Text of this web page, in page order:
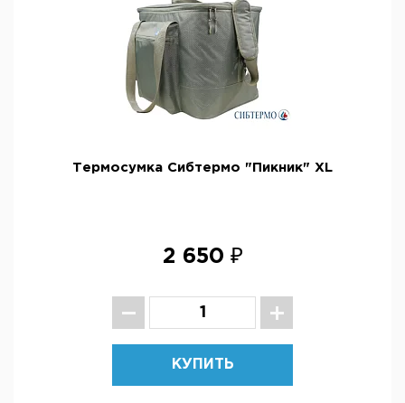
Термосумка Сибтермо "Пикник" XL
2 650 ₽
КУПИТЬ